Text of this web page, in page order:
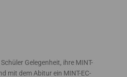
Gelegenheit, ihre MINT-
mit dem Abitur ein MINT-EC-